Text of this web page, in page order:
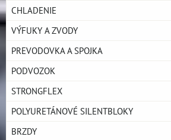
CHLADENIE
VÝFUKY A ZVODY
PREVODOVKA A SPOJKA
PODVOZOK
STRONGFLEX
POLYURETÁNOVÉ SILENTBLOKY
BRZDY